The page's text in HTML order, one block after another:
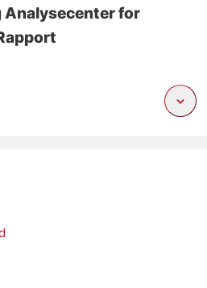
Analysecenter for